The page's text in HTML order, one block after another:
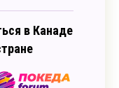
в Канаде